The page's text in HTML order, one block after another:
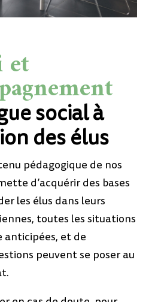
et
social à
des élus
pédagogique de nos
d’acquérir des bases
les élus dans leurs
toutes les situations
anticipées, et de
peuvent se poser au